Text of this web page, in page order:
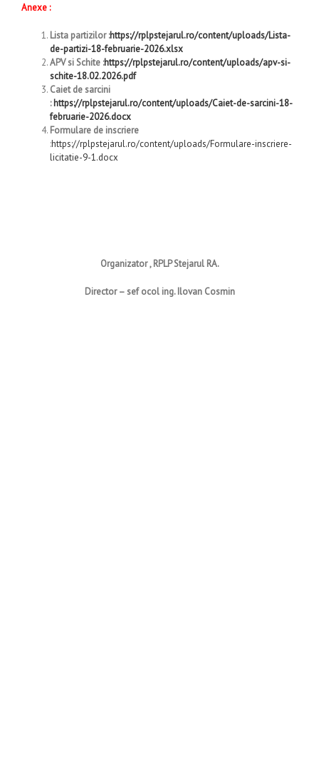
Anexe :
Lista partizilor :https://rplpstejarul.ro/content/uploads/Lista-
de-partizi-18-februarie-2026.xlsx
APV si Schite :https://rplpstejarul.ro/content/uploads/apv-si-
schite-18.02.2026.pdf
Caiet de sarcini
:https://rplpstejarul.ro/content/uploads/Caiet-de-sarcini-18-
februarie-2026.docx
Formulare de inscriere
:https://rplpstejarul.ro/content/uploads/Formulare-inscriere-
licitatie-9-1.docx
Organizator , RPLP Stejarul RA.
Director – sef ocol ing. Ilovan Cosmin